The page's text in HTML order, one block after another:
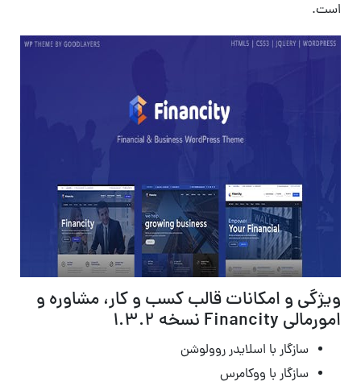
است.
ویژگی و امکانات قالب کسب و کار، مشاوره و
امورمالی Financity نسخه 1.3.2
سازگار با اسلایدر روولوشن
سازگار با ووکامرس